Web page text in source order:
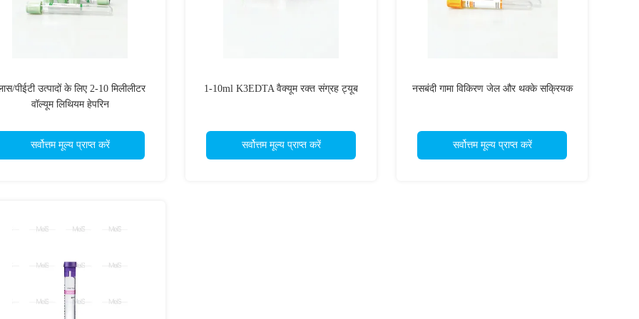
पीईटी उत्पादों के लिए 2-10 मिलीलीटर
वॉल्यूम लिथियम हेपरिन
सर्वोत्तम मूल्य प्राप्त करें
1-10ml K3EDTA वैक्यूम रक्त संग्रह ट्यूब
सर्वोत्तम मूल्य प्राप्त करें
नसबंदी गामा विकिरण जेल और थक्के सक्रियक
सर्वोत्तम मूल्य प्राप्त करें